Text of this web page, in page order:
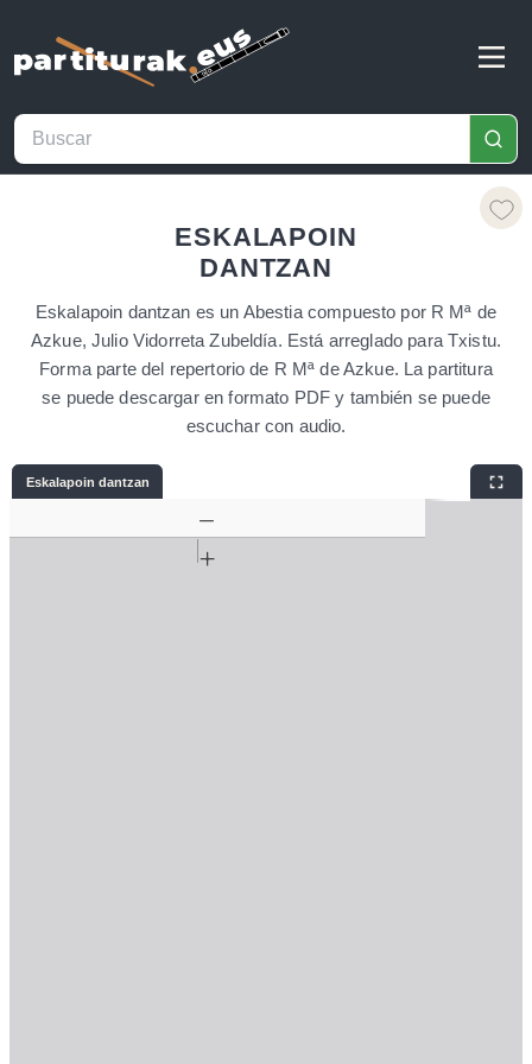
ESKALAPOIN
DANTZAN
Eskalapoin dantzan es un Abestia compuesto por R Mª de
Azkue, Julio Vidorreta Zubeldía. Está arreglado para Txistu.
Forma parte del repertorio de R Mª de Azkue. La partitura
se puede descargar en formato PDF y también se puede
escuchar con audio.
Eskalapoin dantzan